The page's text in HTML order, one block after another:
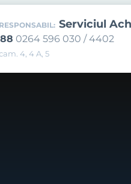
Serviciul
0264 596 030 / 4402
4, 4 A, 5